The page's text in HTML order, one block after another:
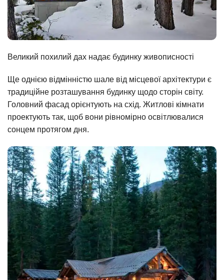
Великий похилий дах надає будинку живописності
Ще однією відмінністю шале від місцевої архітектури є
традиційне розташування будинку щодо сторін світу.
Головний фасад орієнтують на схід. Житлові кімнати
проектують так, щоб вони рівномірно освітлювалися
сонцем протягом дня.